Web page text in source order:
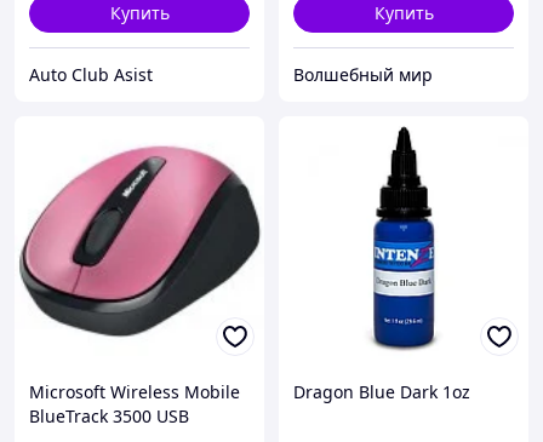
Купить
Auto Club Asist
Купить
Волшебный мир
Microsoft Wireless Mobile
BlueTrack 3500 USB
Dragon Blue Dark 1oz